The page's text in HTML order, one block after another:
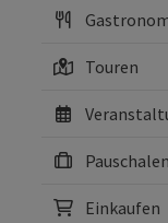
Touren
Pauschalen
Einkaufen